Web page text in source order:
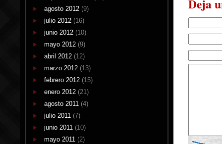
agosto 2012 (9)
julio 2012 (16)
junio 2012 (10)
mayo 2012 (9)
abril 2012 (12)
marzo 2012 (13)
febrero 2012 (15)
enero 2012 (21)
agosto 2011 (4)
julio 2011 (7)
junio 2011 (10)
mayo 2011 (2)
Deja